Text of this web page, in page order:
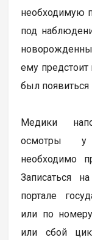
необходимую
под
ему
был появиться
Медики
осмотры у
необходимо
Записаться
портале
или по
или сбой